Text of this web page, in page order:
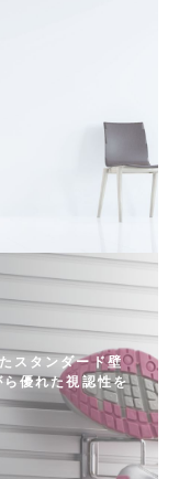
スタンダード壁
優れた視認性を